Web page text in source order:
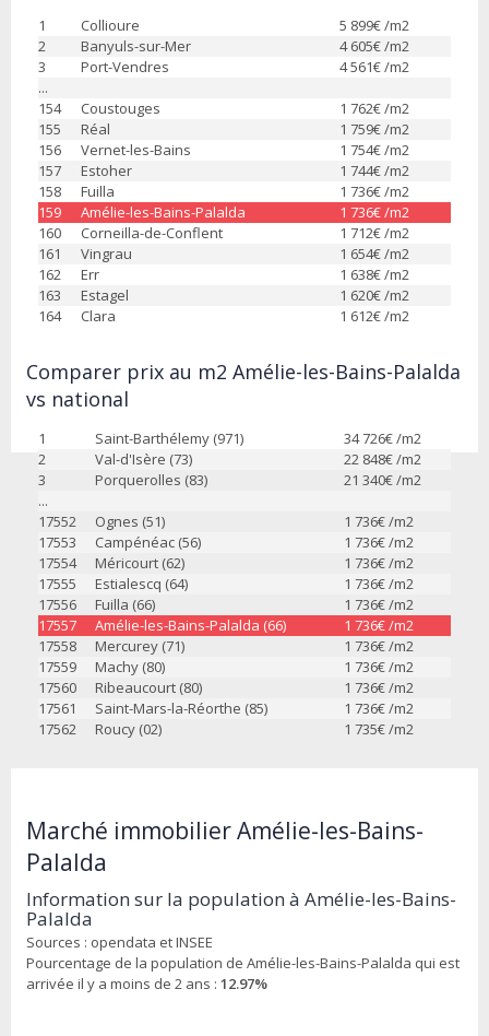
1 Collioure 5 899€ /m2
2
Banyuls-sur-Mer 4 605€ /m2
3
Port-Vendres 4 561€ /m2
...
154
Coustouges 1 762€ /m2
155
Réal 1 759€ /m2
156
Vernet-les-Bains 1 754€ /m2
157
Estoher 1 744€ /m2
158
Fuilla 1 736€ /m2
159
Amélie-les-Bains-Palalda 1 736€ /m2
160
Corneilla-de-Conflent 1 712€ /m2
161
Vingrau 1 654€ /m2
162
Err 1 638€ /m2
163
Estagel 1 620€ /m2
164
Clara 1 612€ /m2
Comparer prix au m2 Amélie-les-Bains-Palalda
vs national
1 Saint-Barthélemy (971) 34 726€ /m2
2
Val-d'Isère (73) 22 848€ /m2
3
Porquerolles (83) 21 340€ /m2
...
17552
Ognes (51) 1 736€ /m2
17553
Campénéac (56) 1 736€ /m2
17554
Méricourt (62) 1 736€ /m2
17555
Estialescq (64) 1 736€ /m2
17556
Fuilla (66) 1 736€ /m2
17557
Amélie-les-Bains-Palalda (66) 1 736€ /m2
17558
Mercurey (71) 1 736€ /m2
17559
Machy (80) 1 736€ /m2
17560
Ribeaucourt (80) 1 736€ /m2
17561
Saint-Mars-la-Réorthe (85) 1 736€ /m2
17562
Roucy (02) 1 735€ /m2
Marché immobilier Amélie-les-Bains-
Palalda
Information sur la population à Amélie-les-Bains-
Palalda
Sources : opendata et INSEE
Pourcentage de la population de Amélie-les-Bains-Palalda qui est
arrivée il y a moins de 2 ans : 12.97%